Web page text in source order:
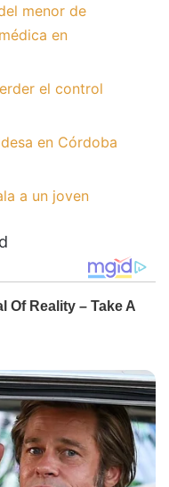
menor de
en
el control
en Córdoba
a un joven